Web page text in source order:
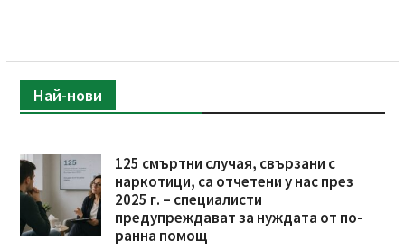
Най-нови
125 смъртни случая, свързани с
наркотици, са отчетени у нас през
2025 г. – специалисти
предупреждават за нуждата от по-
ранна помощ